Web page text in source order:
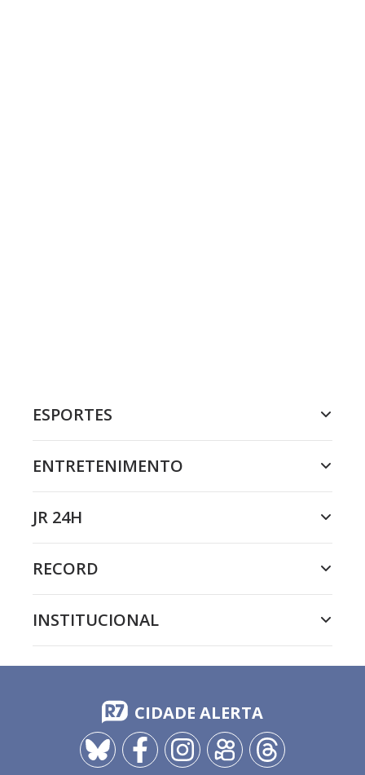
ESPORTES
ENTRETENIMENTO
JR 24H
RECORD
INSTITUCIONAL
CIDADE ALERTA